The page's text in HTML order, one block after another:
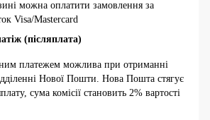
можна оплатити замовлення за
Visa/Mastercard
(післяплата)
платежем можлива при отриманні
Нової Пошти. Нова Пошта стягує
сума комісії становить 2% вартості